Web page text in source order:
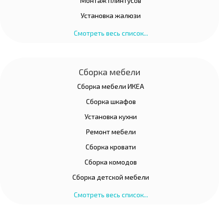
Установка жалюзи
Смотреть весь список...
Сборка мебели
Сборка мебели ИКЕА
Сборка шкафов
Установка кухни
Ремонт мебели
Сборка кровати
Сборка комодов
Сборка детской мебели
Смотреть весь список...